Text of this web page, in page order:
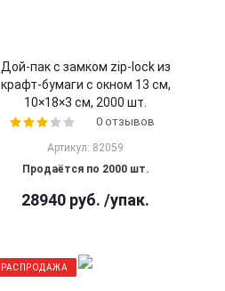
Дой-пак с замком zip-lock из
крафт-бумаги с окном 13 см,
10×18×3 cм, 2000 шт.
0 отзывов
Артикул: 82059
Продаётся по 2000 шт.
28940 руб. /упак.
РАСПРОДАЖА